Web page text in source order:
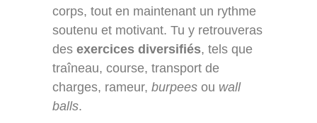
corps, tout en maintenant un rythme
soutenu et motivant. Tu y retrouveras
des exercices diversifiés, tels que
traîneau, course, transport de
charges, rameur, burpees ou wall
balls.